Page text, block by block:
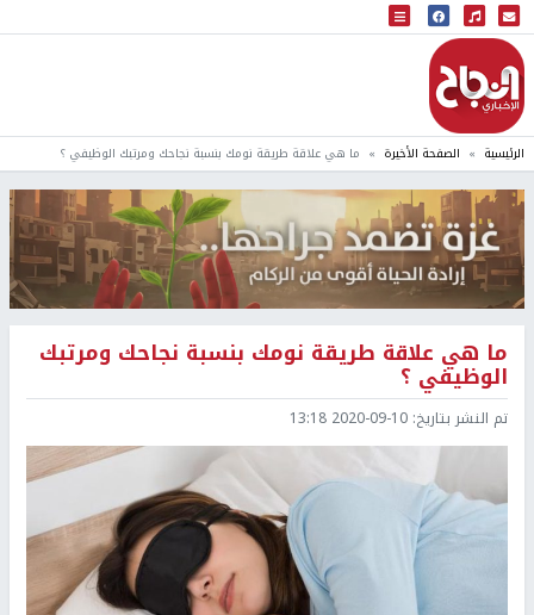
البث المباشر
إذاعة النجاح
الرئيسية الصفحة الأخيرة ما هي علاقة طريقة نومك بنسبة نجاحك ومرتبك الوظيفي ؟
ما هي علاقة طريقة نومك بنسبة نجاحك ومرتبك
الوظيفي ؟
تم النشر بتاريخ: 2020-09-10 13:18